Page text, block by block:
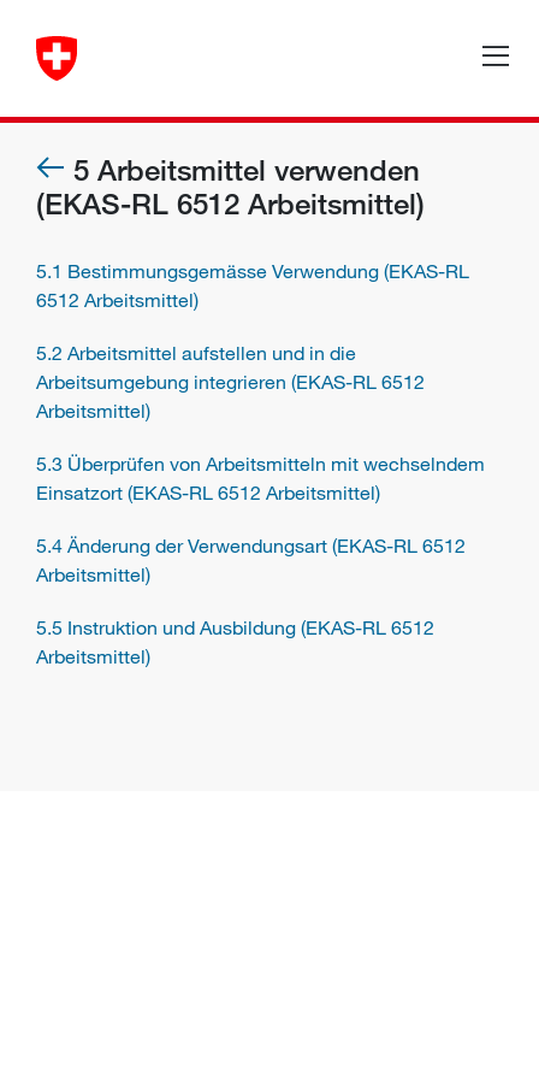
5 Arbeitsmittel verwenden
(EKAS-RL 6512 Arbeitsmittel)
5.1 Bestimmungsgemässe Verwendung (EKAS-RL
6512 Arbeitsmittel)
5.2 Arbeitsmittel aufstellen und in die
Arbeitsumgebung integrieren (EKAS-RL 6512
Arbeitsmittel)
5.3 Überprüfen von Arbeitsmitteln mit wechselndem
Einsatzort (EKAS-RL 6512 Arbeitsmittel)
5.4 Änderung der Verwendungsart (EKAS-RL 6512
Arbeitsmittel)
5.5 Instruktion und Ausbildung (EKAS-RL 6512
Arbeitsmittel)